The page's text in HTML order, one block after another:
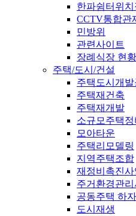
한파쉼터위치
CCTV통합관
민방위
관련사이트
장례식장 현황
주택/도시/건설
주택도시개발
주택재건축
주택재개발
소규모주택정
모아타운
주택리모델링
지역주택조합
재정비촉진사
주거환경관리
공동주택 하
도시재생